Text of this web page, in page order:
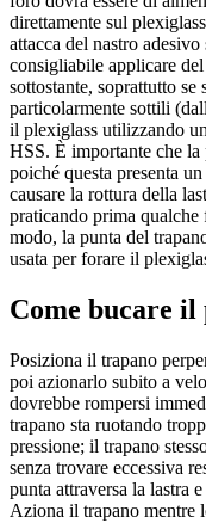
direttamente sul
attacca del nastro
consigliabile applicare
sottostante, soprattutto
particolarmente sottili
il plexiglass utilizzando
HSS. È importante che la
poiché questa presenta
causare la rottura della
praticando prima
modo, la punta del
usata per forare il
Come bucare il
Posiziona il trapano
poi azionarlo subito a
dovrebbe rompersi
trapano sta ruotando
pressione; il trapano
senza trovare eccessiva
punta attraversa la lastra
Aziona il trapano mentre